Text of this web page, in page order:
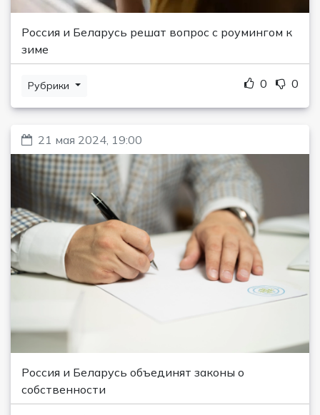
Россия и Беларусь решат вопрос с роумингом к
зиме
Рубрики 0 0
21 мая 2024, 19:00
Россия и Беларусь объединят законы о
собственности